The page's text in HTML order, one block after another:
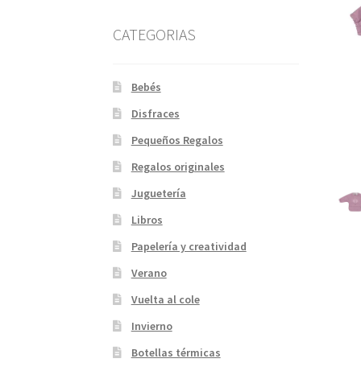
CATEGORIAS
Bebés
Disfraces
Pequeños Regalos
Regalos originales
Juguetería
Libros
Papelería y creatividad
Verano
Vuelta al cole
Invierno
Botellas térmicas